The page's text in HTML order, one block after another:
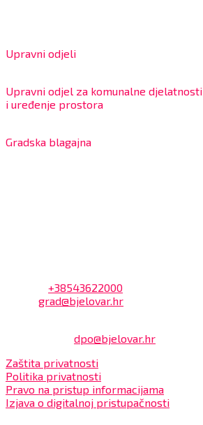
Upravni odjeli
Upravni odjel za komunalne djelatnosti
i uređenje prostora
Gradska blagajna
+38543622000
grad@bjelovar.hr
dpo@bjelovar.hr
Zaštita privatnosti
Politika privatnosti
Pravo na pristup informacijama
Izjava o digitalnoj pristupačnosti